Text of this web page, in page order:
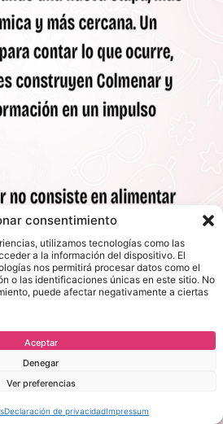
consentimiento
utilizamos tecnologías como las
a la información del dispositivo. El
nos permitirá procesar datos como el
o las identificaciones únicas en este sitio. No
puede afectar negativamente a ciertas
Aceptar
Denegar
Ver preferencias
Declaración de privacidadImpressum